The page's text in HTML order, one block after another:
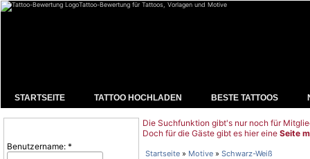
Tattoo-Bewertung für Tattoos, Vorlagen und Motive
STARTSEITE TATTOO HOCHLADEN BESTE TATTOOS
Benutzername: *
Die Suchfunktion gibt's nur noch für
Doch für die Gäste gibt es hier eine Seite
Startseite » Motive » Schwarz-Weiß